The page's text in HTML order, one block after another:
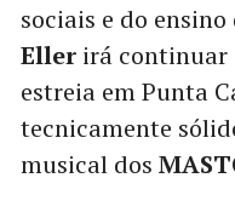
sociais e do
Eller irá continuar
estreia em Punta
tecnicamente
musical dos